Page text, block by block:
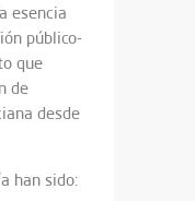
esencia
público-
que
de
desde
han sido: